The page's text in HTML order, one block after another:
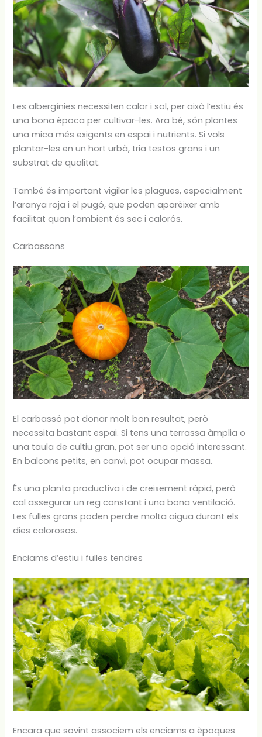
Les albergínies necessiten calor i sol, per això l’estiu és
una bona època per cultivar-les. Ara bé, són plantes
una mica més exigents en espai i nutrients. Si vols
plantar-les en un hort urbà, tria testos grans i un
substrat de qualitat.
També és important vigilar les plagues, especialment
l’aranya roja i el pugó, que poden aparèixer amb
facilitat quan l’ambient és sec i calorós.
Carbassons
El carbassó pot donar molt bon resultat, però
necessita bastant espai. Si tens una terrassa àmplia o
una taula de cultiu gran, pot ser una opció interessant.
En balcons petits, en canvi, pot ocupar massa.
És una planta productiva i de creixement ràpid, però
cal assegurar un reg constant i una bona ventilació.
Les fulles grans poden perdre molta aigua durant els
dies calorosos.
Enciams d’estiu i fulles tendres
Encara que sovint associem els enciams a èpoques